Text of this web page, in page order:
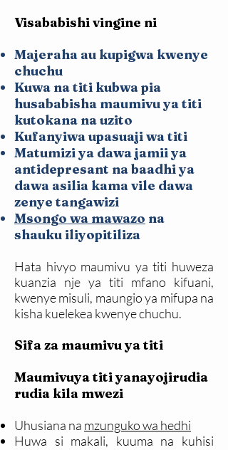
Visababishi vingine ni
Majeraha au kupigwa kwenye
chuchu
Kuwa na titi kubwa pia
husababisha maumivu ya titi
kutokana na uzito
Kufanyiwa upasuaji wa titi
Matumizi ya dawa jamii ya
antidepresant na baadhi ya
dawa asilia kama vile dawa
zenye tangawizi
Msongo wa mawazo na
shauku iliyopitiliza
Hata hivyo maumivu ya titi huweza
kuanzia nje ya titi mfano kifuani,
kwenye misuli, maungio ya mifupa na
kisha kuelekea kwenye chuchu.
Sifa za maumivu ya titi
Maumivuya titi yanayojirudia
rudia kila mwezi
Uhusiana na mzunguko wa hedhi
Huwa si makali, kuuma na kuhisi